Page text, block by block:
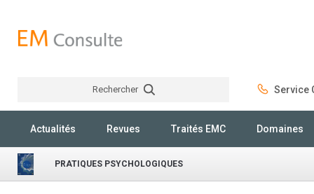
Rechercher Service
Actualités Revues Traités EMC Domaines
PRATIQUES PSYCHOLOGIQUES